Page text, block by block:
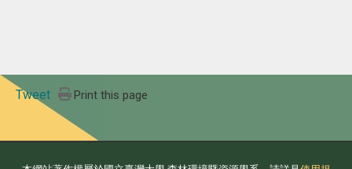
Tweet Print this page